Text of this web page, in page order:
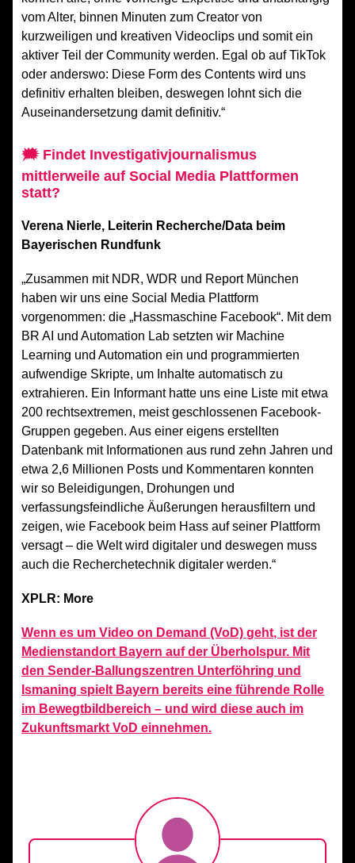
vom Alter, binnen Minuten zum Creator von
kurzweiligen und kreativen Videoclips und somit ein
aktiver Teil der Community werden. Egal ob auf TikTok
oder anderswo: Diese Form des Contents wird uns
definitiv erhalten bleiben, deswegen lohnt sich die
Auseinandersetzung damit definitiv.“
🗯Findet Investigativjournalismus
mittlerweile auf Social Media Plattformen
statt?
Verena Nierle, Leiterin Recherche/Data beim
Bayerischen Rundfunk
„Zusammen mit NDR, WDR und Report München
haben wir uns eine Social Media Plattform
vorgenommen: die „Hassmaschine Facebook“. Mit dem
BR AI und Automation Lab setzten wir Machine
Learning und Automation ein und programmierten
aufwendige Skripte, um Inhalte automatisch zu
extrahieren. Ein Informant hatte uns eine Liste mit etwa
200 rechtsextremen, meist geschlossenen Facebook-
Gruppen gegeben. Aus einer eigens erstellten
Datenbank mit Informationen aus rund zehn Jahren und
etwa 2,6 Millionen Posts und Kommentaren konnten
wir so Beleidigungen, Drohungen und
verfassungsfeindliche Äußerungen herausfiltern und
zeigen, wie Facebook beim Hass auf seiner Plattform
versagt – die Welt wird digitaler und deswegen muss
auch die Recherchetechnik digitaler werden.“
XPLR: More
Wenn es um Video on Demand (VoD) geht, ist der
Medienstandort Bayern auf der Überholspur. Mit
den Sender-Ballungszentren Unterföhring und
Ismaning spielt Bayern bereits eine führende Rolle
im Bewegtbildbereich – und wird diese auch im
Zukunftsmarkt VoD einnehmen.